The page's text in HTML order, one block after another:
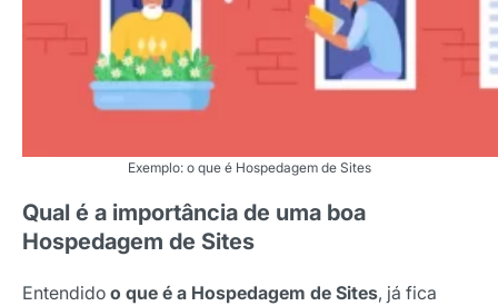
Exemplo: o que é Hospedagem de Sites
Qual é a importância de uma boa
Hospedagem de Sites
Entendido o que é a Hospedagem de Sites, já fica